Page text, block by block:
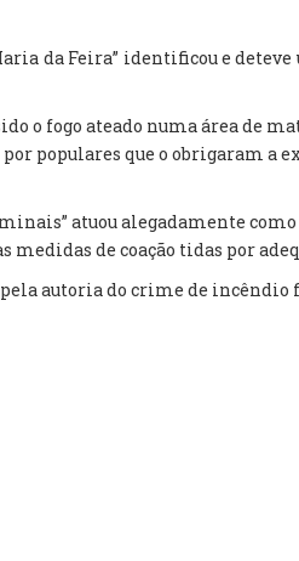
da Feira” identificou e
o fogo ateado numa área de
populares que o obrigaram a
atuou alegadamente
de coação tidas por
pela autoria do crime de incêndio